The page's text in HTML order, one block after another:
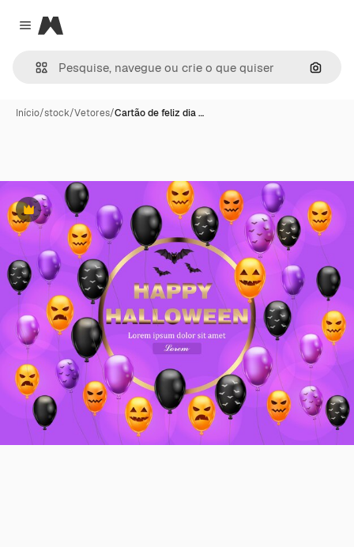
Close menu
Magnific
Início/stock/Vetores/Cartão de feliz dia …
Premium